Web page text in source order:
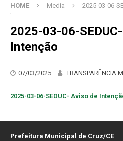
HOME Media 2025-03-06-
2025-03-06-
Intenção
07/03/2025 TRANSPARÊNCIA
2025-03-06-SEDUC- Aviso de
Prefeitura Municipal de Cruz/CE